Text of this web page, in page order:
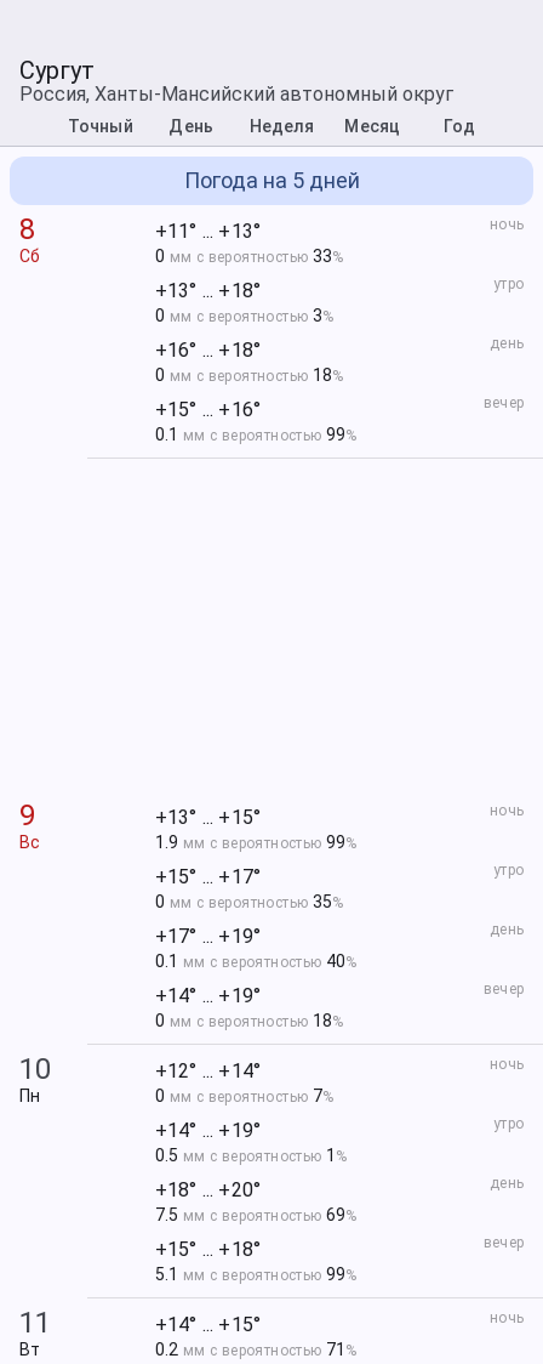
Сургут
Россия, Ханты-Мансийский автономный округ
Точный День Неделя Месяц Год
Погода на 5 дней
8
Сб
ночь
+11° ... +13°
0 мм с вероятностью 33%
утро
+13° ... +18°
0 мм с вероятностью 3%
день
+16° ... +18°
0 мм с вероятностью 18%
вечер
+15° ... +16°
0.1 мм с вероятностью99%
9
Вс
ночь
+13° ... +15°
1.9 мм с вероятностью99%
утро
+15° ... +17°
0 мм с вероятностью 35%
день
+17° ... +19°
0.1 мм с вероятностью 40%
вечер
+14° ... +19°
0 мм с вероятностью 18%
10
Пн
ночь
+12° ... +14°
0 мм с вероятностью 7%
утро
+14° ... +19°
0.5 мм с вероятностью 1 %
день
+18° ... +20°
7.5 мм с вероятностью69%
вечер
+15° ... +18°
5.1 мм с вероятностью99%
11
Вт
ночь
+14° ... +15°
0.2 мм с вероятностью 71 %